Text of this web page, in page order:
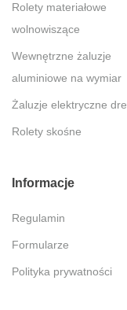
Rolety materiałowe
wolnowiszące
Wewnętrzne żaluzje
aluminiowe na wymiar
Żaluzje elektryczne
Rolety skośne
Informacje
Regulamin
Formularze
Polityka prywatności